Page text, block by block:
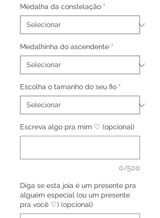
Medalha da constelação *
Medalhinha do ascendente *
Escolha o tamanho do seu fio *
Escreva algo pra mim ♡ (opcional)
0/500
Diga se esta joia é um presente pra
alguém especial (ou um presente
pra você ♡) (opcional)